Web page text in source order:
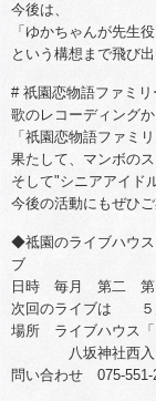
今後は、
「ゆかちゃんが先生
という構想まで飛び出
# 祇園恋物語ファミ
歌のレコーディング
「祇園恋物語ファミ
果たして、マンボの
そして"シニアアイド
今後の活動にもぜひ
◆祗園のライブハウス
ブ
日時 毎月 第二 第
次回のライブは
場所 ライブハウス「
八坂神社西入る
問い合わせ 075-551-